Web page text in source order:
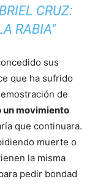
sus
que ha sufrido
de
un movimiento
que continuara.
muerte o
la misma
pedir bondad